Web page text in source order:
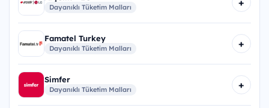
Dayanıklı Tüketim Malları +
Famatel Turkey
Dayanıklı Tüketim Malları +
Simfer
Dayanıklı Tüketim Malları +